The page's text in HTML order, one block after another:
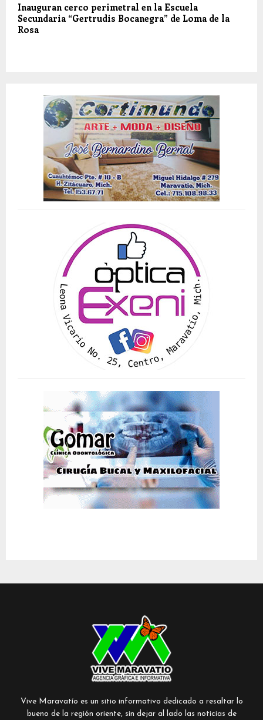
Inauguran cerco perimetral en la Escuela
Secundaria “Gertrudis Bocanegra” de Loma de la
Rosa
Vive Maravatío es un sitio informativo dedicado a resaltar lo
bueno de la región oriente, sin dejar al lado las noticias de